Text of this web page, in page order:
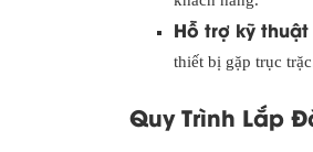
Hỗ trợ kỹ
thiết bị gặp trục
Quy Trình Lắp